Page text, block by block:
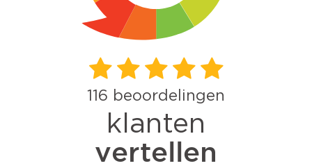
116 beoordelingen
klanten
vertellen